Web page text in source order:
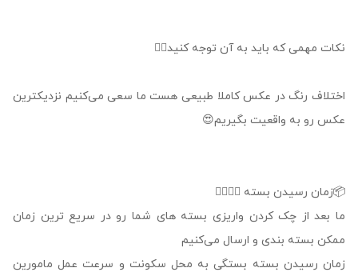
نکات مهمی که باید به آن توجه کنید👇🏻
اختلاف رنگ در عکس کاملا طبیعی هست ما سعی می‌کنیم نزدیکترین
عکس رو به واقعیت بگیریم😍
📦زمان رسیدن بسته 👇🏻👇🏻
ما بعد از چک کردن واریزی بسته های شما رو در سریع ترین زمان
ممکن بسته بندی و ارسال می‌کنیم
زمان رسیدن بسته بستگی به محل سکونت و سرعت عمل مامورین